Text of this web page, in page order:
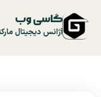
گاسی وب
آژانس دیجیتال